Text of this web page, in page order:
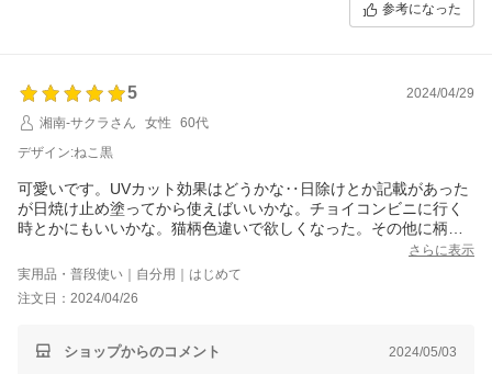
参考になった
5
2024/04/29
湘南-サクラさん
女性
60代
デザイン:ねこ黒
可愛いです。UVカット効果はどうかな‥日除けとか記載があった
が日焼け止め塗ってから使えばいいかな。チョイコンビニに行く
時とかにもいいかな。猫柄色違いで欲しくなった。その他に柄違
さらに表示
実用品・普段使い｜自分用｜はじめて
注文日：2024/04/26
ショップからのコメント 2024/05/03